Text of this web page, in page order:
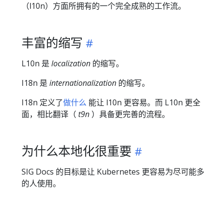
（l10n）方面所拥有的一个完全成熟的工作流。
丰富的缩写
L10n 是 localization 的缩写。
I18n 是 internationalization 的缩写。
I18n 定义了做什么 能让 l10n 更容易。而 L10n 更全
面，相比翻译（ t9n ）具备更完善的流程。
为什么本地化很重要
SIG Docs 的目标是让 Kubernetes 更容易为尽可能多
的人使用。